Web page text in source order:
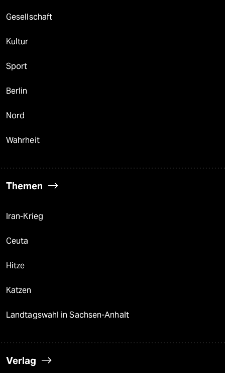
Gesellschaft
Kultur
Sport
Berlin
Nord
Wahrheit
Themen
Iran-Krieg
Ceuta
Hitze
Katzen
Landtagswahl in Sachsen-Anhalt
Verlag